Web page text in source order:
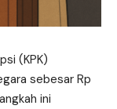
(KPK)
sebesar Rp
ini